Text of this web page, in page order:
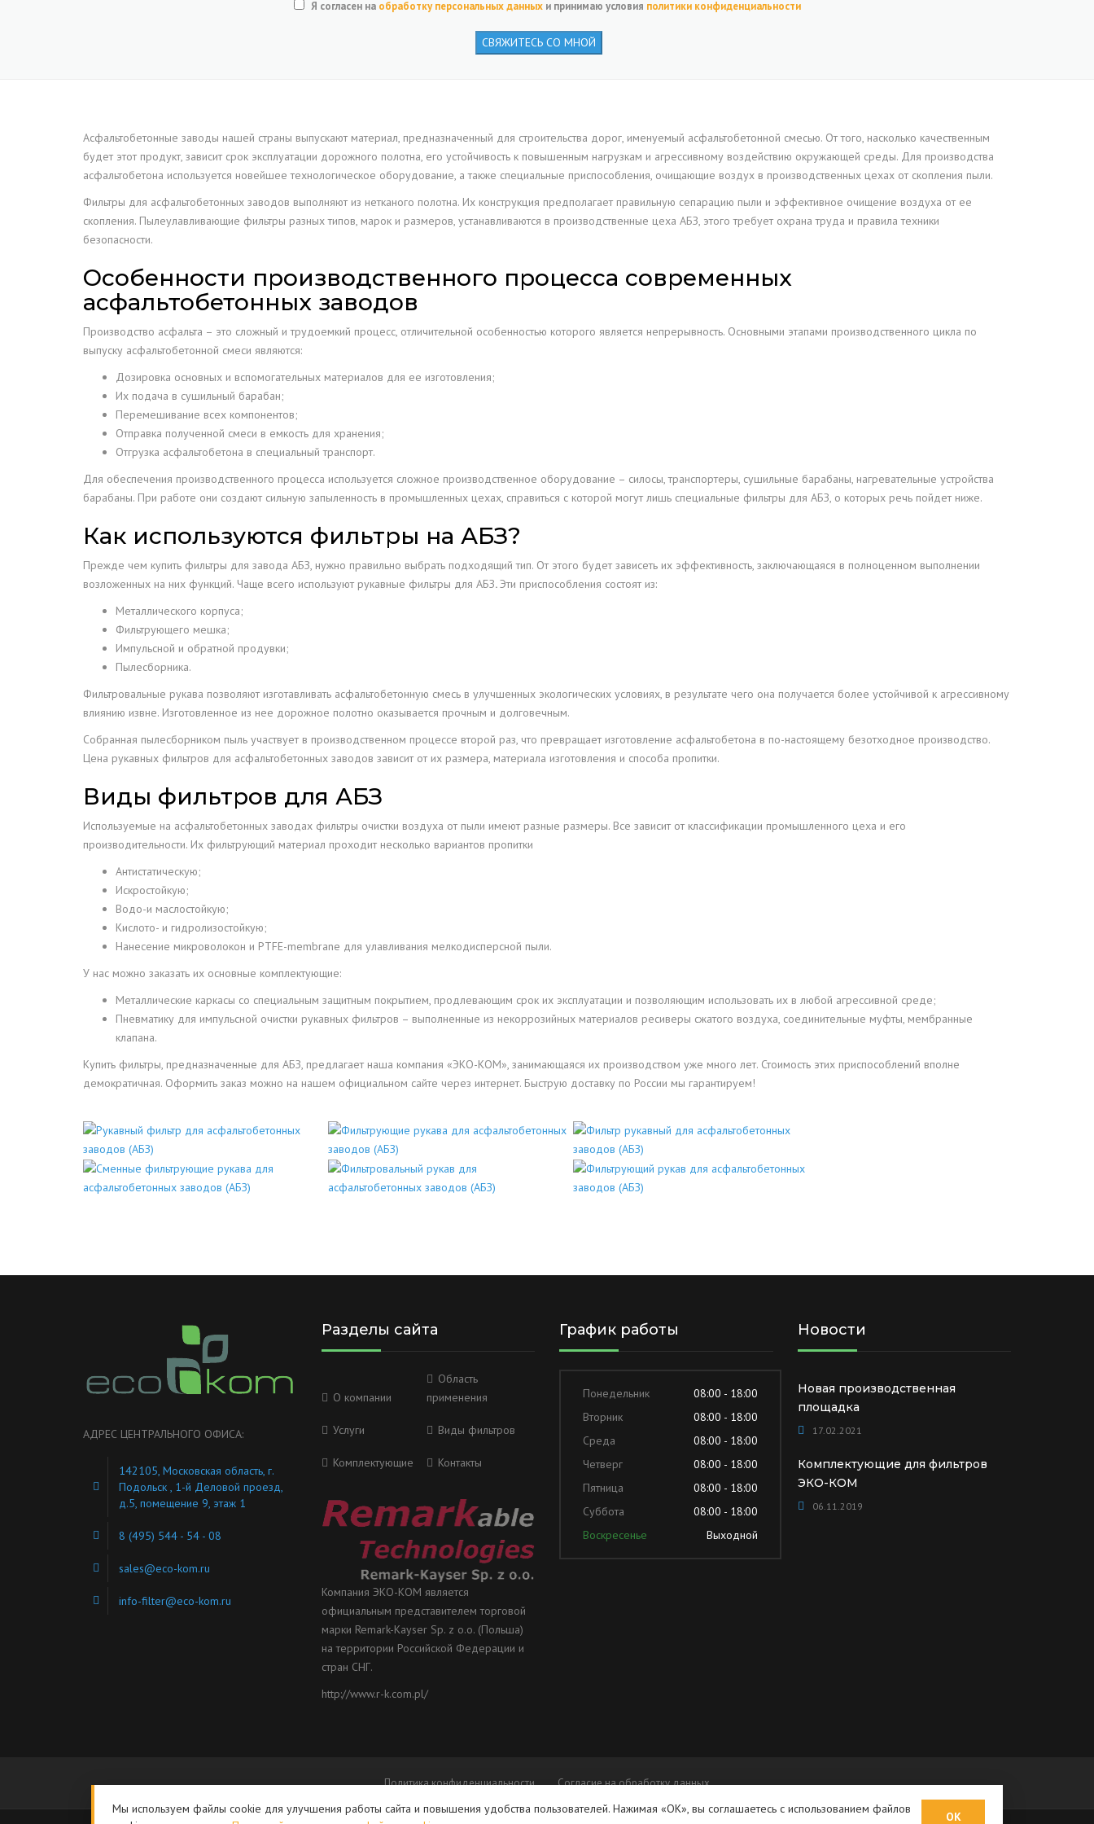
КАРКАСЫ
УСТАНОВОЧНЫЕ РАМКИ
ФИЛЬТРОВАЛЬНЫЕ РУКАВА
ФИЛЬТР МЕНЕДЖМЕНТ
ФИЛЬТРОВАЛЬНОГО
ОБОРУДОВАНИЯ
ЛАБОРАТОРНЫЙ АНАЛИЗ
Я согласен на обработку персональных данныхи принимаю условия политики конфиденциальности
Асфальтобетонные заводы нашей страны выпускают материал, предназначенный для строительства дорог, именуемый асфальтобетонной смесью. От того, насколько качественным
будет этот продукт, зависит срок эксплуатации дорожного полотна, его устойчивость к повышенным нагрузкам и агрессивному воздействию окружающей среды. Для производства
асфальтобетона используется новейшее технологическое оборудование, а также специальные приспособления, очищающие воздух в производственных цехах от скопления пыли.
Фильтры для асфальтобетонных заводов выполняют из нетканого полотна. Их конструкция предполагает правильную сепарацию пыли и эффективное очищение воздуха от ее
скопления. Пылеулавливающие фильтры разных типов, марок и размеров, устанавливаются в производственные цеха АБЗ, этого требует охрана труда и правила техники
безопасности.
Особенности производственного процесса современных
асфальтобетонных заводов
Производство асфальта – это сложный и трудоемкий процесс, отличительной особенностью которого является непрерывность. Основными этапами производственного цикла по
выпуску асфальтобетонной смеси являются:
Дозировка основных и вспомогательных материалов для ее изготовления;
Их подача в сушильный барабан;
Перемешивание всех компонентов;
Отправка полученной смеси в емкость для хранения;
Отгрузка асфальтобетона в специальный транспорт.
Для обеспечения производственного процесса используется сложное производственное оборудование – силосы, транспортеры, сушильные барабаны, нагревательные устройства
барабаны. При работе они создают сильную запыленность в промышленных цехах, справиться с которой могут лишь специальные фильтры для АБЗ, о которых речь пойдет ниже.
Как используются фильтры на АБЗ?
Прежде чем купить фильтры для завода АБЗ, нужно правильно выбрать подходящий тип. От этого будет зависеть их эффективность, заключающаяся в полноценном выполнении
возложенных на них функций. Чаще всего используют рукавные фильтры для АБЗ.Эти приспособления состоят из:
Металлического корпуса;
Фильтрующего мешка;
Импульсной и обратной продувки;
Пылесборника.
Фильтровальные рукава позволяют изготавливать асфальтобетонную смесь в улучшенных экологических условиях, в результате чего она получается более устойчивой к агрессивному
влиянию извне. Изготовленное из нее дорожное полотно оказывается прочным и долговечным.
Собранная пылесборником пыль участвует в производственном процессе второй раз, что превращает изготовление асфальтобетона в по-настоящему безотходное производство.
Цена рукавных фильтров для асфальтобетонных заводов зависит от их размера, материала изготовления и способа пропитки.
Виды фильтров для АБЗ
Используемые на асфальтобетонных заводах фильтры очистки воздуха от пыли имеют разные размеры. Все зависит от классификации промышленного цеха и его
производительности. Их фильтрующий материал проходит несколько вариантов пропитки
Антистатическую;
Искростойкую;
Водо-и маслостойкую;
Кислото- и гидролизостойкую;
Нанесение микроволокон и PTFE-membrane для улавливания мелкодисперсной пыли.
У нас можно заказать их основные комплектующие:
Металлические каркасы со специальным защитным покрытием, продлевающим срок их эксплуатации и позволяющим использовать их в любой агрессивной среде;
Пневматику для импульсной очистки рукавных фильтров – выполненные из некоррозийных материалов ресиверы сжатого воздуха, соединительные муфты, мембранные
клапана.
Купить фильтры, предназначенные для АБЗ, предлагает наша компания «ЭКО-КОМ», занимающаяся их производством уже много лет. Стоимость этих приспособлений вполне
демократичная. Оформить заказ можно на нашем официальном сайте через интернет. Быструю доставку по России мы гарантируем!
АДРЕС ЦЕНТРАЛЬНОГО ОФИСА:
142105, Московская область, г.
Подольск , 1-й Деловой проезд,
д.5, помещение 9, этаж 1
8 (495) 544 - 54 - 08
sales@eco-kom.ru
info-filter@eco-kom.ru
Разделы сайта
О компании
Область
применения
Услуги Виды фильтров
Комплектующие Контакты
Компания ЭКО-КОМ является
официальным представителем торговой
марки Remark-Kayser Sp. z o.o. (Польша)
на территории Российской Федерации и
стран СНГ.
http://www.r-k.com.pl/
График работы
Понедельник
08:00 - 18:00
Вторник
08:00 - 18:00
Среда
08:00 - 18:00
Четверг
08:00 - 18:00
Пятница
08:00 - 18:00
Суббота
08:00 - 18:00
Воскресенье
Выходной
Новости
Новая производственная
площадка
17.02.2021
Комплектующие для фильтров
ЭКО-КОМ
06.11.2019
Политика конфиденциальности Согласие на обработку данных
Мы используем файлы cookie для улучшения работы сайта и повышения удобства пользователей. Нажимая «ОК», вы соглашаетесь с использованием файлов
ОК